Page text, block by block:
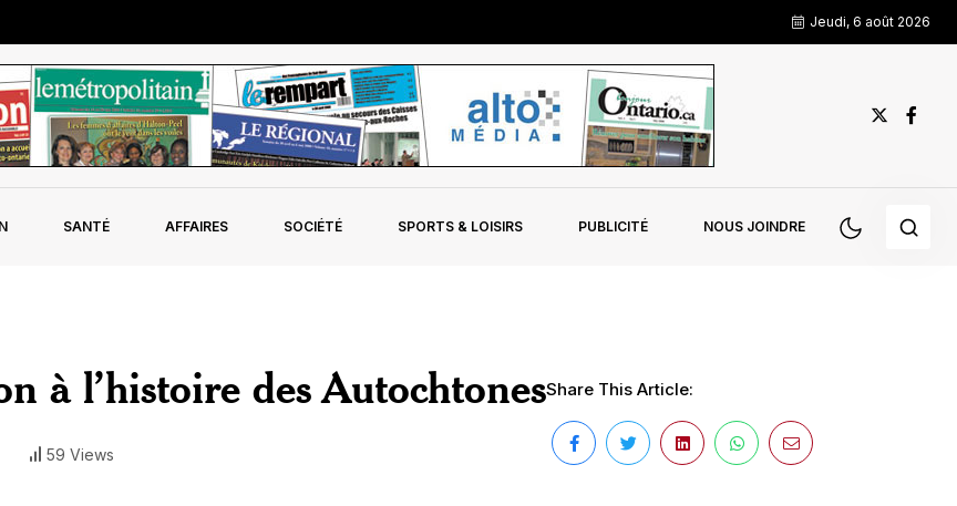
Jeudi, 6 août 2026
SANTÉ AFFAIRES SOCIÉTÉ SPORTS & LOISIRS PUBLICITÉ NOUS JOINDRE
à l’histoire des Autochtones
59 Views
Share This Article: